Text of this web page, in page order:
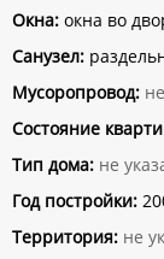
Окна: окна во
Санузел:
Мусоропровод:
Состояние
Тип дома: не
Год постройки:
Территория: не